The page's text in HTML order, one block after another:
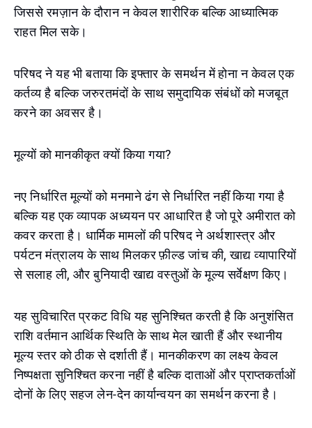
जिससे रमज़ान के दौरान न केवल शारीरिक बल्कि आध्यात्मिक
राहत मिल सके।
परिषद ने यह भी बताया कि इफ्तार के समर्थन में होना न केवल एक
कर्तव्य है बल्कि जरुरतमंदों के साथ समुदायिक संबंधों को मजबूत
करने का अवसर है।
मूल्यों को मानकीकृत क्यों किया गया?
नए निर्धारित मूल्यों को मनमाने ढंग से निर्धारित नहीं किया गया है
बल्कि यह एक व्यापक अध्ययन पर आधारित है जो पूरे अमीरात को
कवर करता है। धार्मिक मामलों की परिषद ने अर्थशास्त्र और
पर्यटन मंत्रालय के साथ मिलकर फ़ील्ड जांच की, खाद्य व्यापारियों
से सलाह ली, और बुनियादी खाद्य वस्तुओं के मूल्य सर्वेक्षण किए।
यह सुविचारित प्रकट विधि यह सुनिश्चित करती है कि अनुशंसित
राशि वर्तमान आर्थिक स्थिति के साथ मेल खाती हैं और स्थानीय
मूल्य स्तर को ठीक से दर्शाती हैं। मानकीकरण का लक्ष्य केवल
निष्पक्षता सुनिश्चित करना नहीं है बल्कि दाताओं और प्राप्तकर्ताओं
दोनों के लिए सहज लेन-देन कार्यान्वयन का समर्थन करना है।